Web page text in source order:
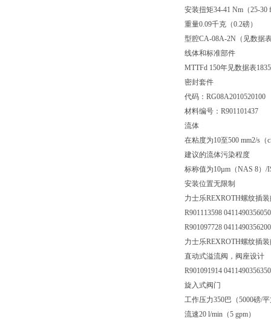
安装扭矩34-41 Nm（25-30
重量0.09千克（0.2磅）
型腔CA-08A-2N（见数据
线体和标准部件
MTTFd 150年见数据表
密封套件
代码：RG08A2010520100
材料编号：R901101437
流体
在粘度为10至500 mm2/s
建议的流体污染程度
标称值为10µm（NAS 8）/
安装位置无限制
力士乐REXROTH螺纹插
R901113598
R901097728
力士乐REXROTH螺纹插装
直动式溢流阀，阀座设计
R901091914
旋入式阀门
工作压力350巴（5000磅/
流速20 l/min（5 gpm）